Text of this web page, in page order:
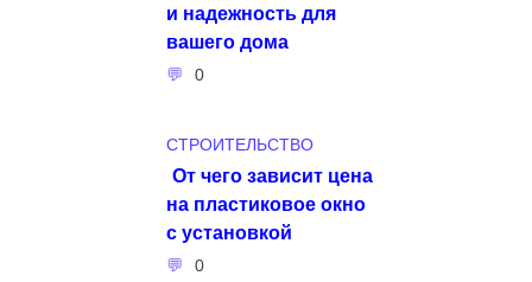
и надежность для
вашего дома
0
СТРОИТЕЛЬСТВО
От чего зависит цена
на пластиковое окно
с установкой
0